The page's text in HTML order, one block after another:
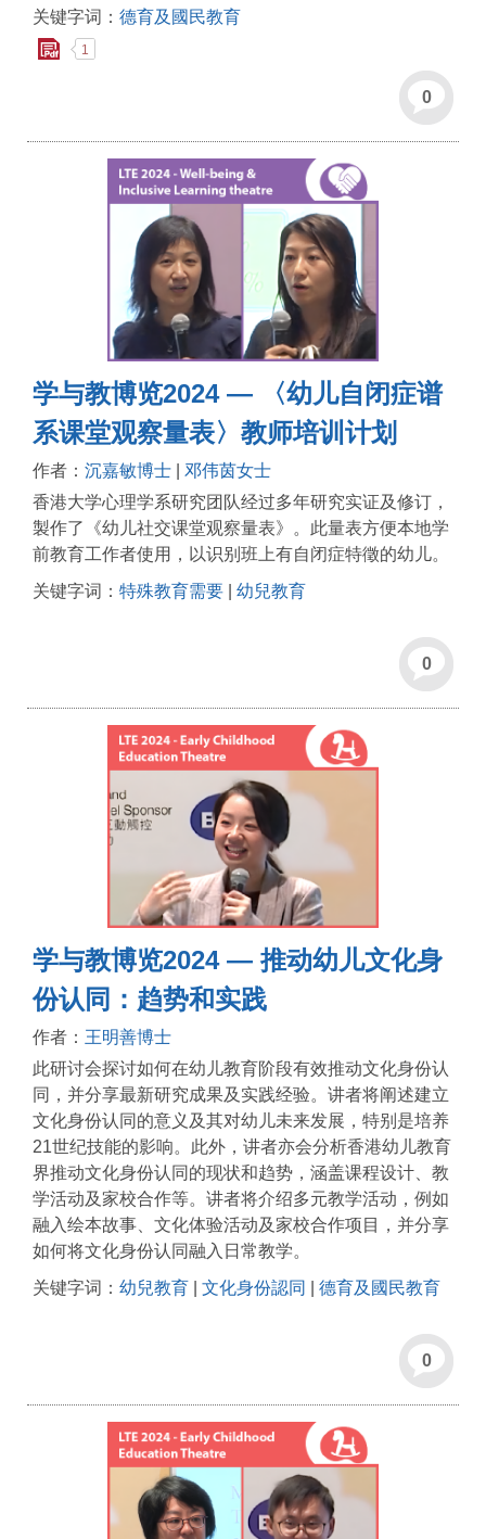
关键字词： 德育及國民教育
1
0
学与教博览2024 — 〈幼儿自闭症谱
系课堂观察量表〉教师培训计划
作者： 沉嘉敏博士
邓伟茵女士
香港大学心理学系研究团队经过多年研究实证及修订，
製作了《幼儿社交课堂观察量表》。此量表方便本地学
前教育工作者使用，以识别班上有自闭症特徵的幼儿。
关键字词： 特殊教育需要 幼兒教育
0
学与教博览2024 — 推动幼儿文化身
份认同：趋势和实践
作者： 王明善博士
此研讨会探讨如何在幼儿教育阶段有效推动文化身份认
同，并分享最新研究成果及实践经验。讲者将阐述建立
文化身份认同的意义及其对幼儿未来发展，特别是培养
21世纪技能的影响。此外，讲者亦会分析香港幼儿教育
界推动文化身份认同的现状和趋势，涵盖课程设计、教
学活动及家校合作等。讲者将介绍多元教学活动，例如
融入绘本故事、文化体验活动及家校合作项目，并分享
如何将文化身份认同融入日常教学。
关键字词： 幼兒教育 文化身份認同 德育及國民教育
0